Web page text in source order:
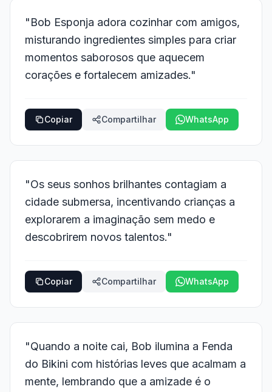
"Bob Esponja adora cozinhar com amigos,
misturando ingredientes simples para criar
momentos saborosos que aquecem
corações e fortalecem amizades."
Copiar Compartilhar WhatsApp
"Os seus sonhos brilhantes contagiam a
cidade submersa, incentivando crianças a
explorarem a imaginação sem medo e
descobrirem novos talentos."
Copiar Compartilhar WhatsApp
"Quando a noite cai, Bob ilumina a Fenda
do Bikini com histórias leves que acalmam a
mente, lembrando que a amizade é o